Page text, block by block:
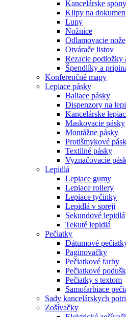
Kancelárske spony
Klipy na
Lupy
Nožnice
Odlamovacie nože
Otvárače listov
Rezacie podložky
Špendlíky a
Konferenčné mapy
Lepiace pásky
Baliace pásky
Dispenzory na
Kancelárske
Maskovacie pásky
Montážne pásky
Protišmykové
Textilné pásky
Vyznačovacie
Lepidlá
Lepiace gumy
Lepiace rollery
Lepiace tyčinky
Lepidlá v spreji
Sekundové lepidlá
Tekuté lepidlá
Pečiatky
Dátumové
Paginovačky
Pečiatkové farby
Pečiatkové
Pečiatky s textom
Samofarbiace
Sady kancelárskych
Zošívačky